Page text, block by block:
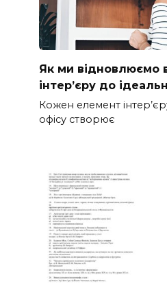
Як ми відновлюємо
інтер’єру до
Кожен елемент
офісу створює